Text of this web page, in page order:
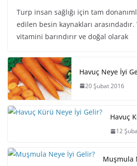
Turp insan sağlığı için tam
edilen besin kaynakları
vitamini barındırır ve doğal olarak
Havuç Neye İyi
20 Şubat 2016
Havuç
12
Muşmula